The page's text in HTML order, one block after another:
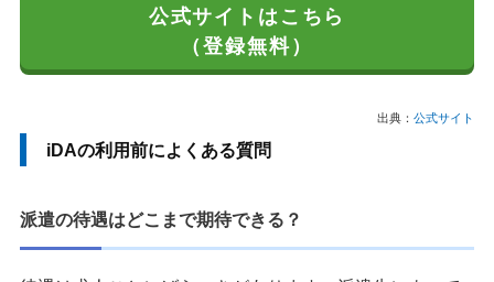
公式サイトはこちら
（登録無料）
出典： 公式サイト
iDAの利用前によくある質問
派遣の待遇はどこまで期待できる？